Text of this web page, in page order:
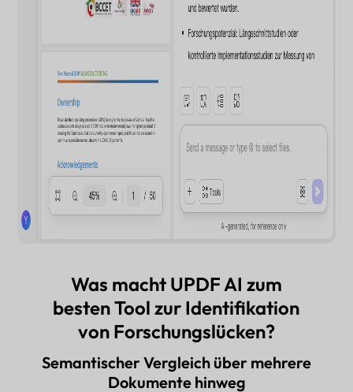
Was macht UPDF AI zum
besten Tool zur Identifikation
von Forschungslücken?
Semantischer Vergleich über mehrere
Dokumente hinweg